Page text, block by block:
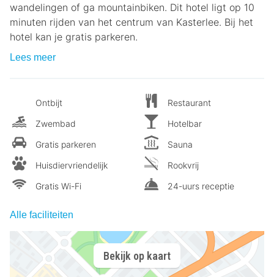
wandelingen of ga mountainbiken. Dit hotel ligt op 10
minuten rijden van het centrum van Kasterlee. Bij het
hotel kan je gratis parkeren.
Lees meer
Ontbijt
Zwembad
Gratis parkeren
Huisdiervriendelijk
Gratis Wi-Fi
Restaurant
Hotelbar
Sauna
Rookvrij
24-uurs receptie
Alle faciliteiten
Bekijk op kaart